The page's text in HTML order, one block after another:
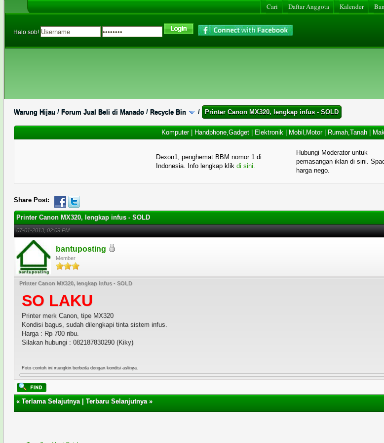
Cari Daftar Anggota Kalender
Halo sob!
Warung Hijau / Forum Jual Beli di Manado / Recycle Bin / Printer Canon MX320, lengkap infus - SOLD
Komputer| Handphone,Gadget Elektronik Mobil,Motor| Rumah,Tanah
Dexon1, penghemat BBM nomor 1 di
Indonesia. Info lengkap klikdi sini.
Hubungi Moderator untuk
pemasangan iklan di sini.
harga nego.
0 Memberi Suara - 0 Rata-rata
12345
Share Post:
Printer Canon MX320, lengkap infus - SOLD
07-01-2013, 02:09 PM
bantuposting
Member
Printer Canon MX320, lengkap infus - SOLD
SO LAKU
Printer merk Canon, tipe MX320
Kondisi bagus, sudah dilengkapi tinta sistem infus.
Harga : Rp 700 ribu.
Silakan hubungi : 082187830290 (Kiky)
Foto contoh ini mungkin berbeda dengan kondisi aslinya.
«Terlama Selajutnya|Terbaru Selanjutnya»